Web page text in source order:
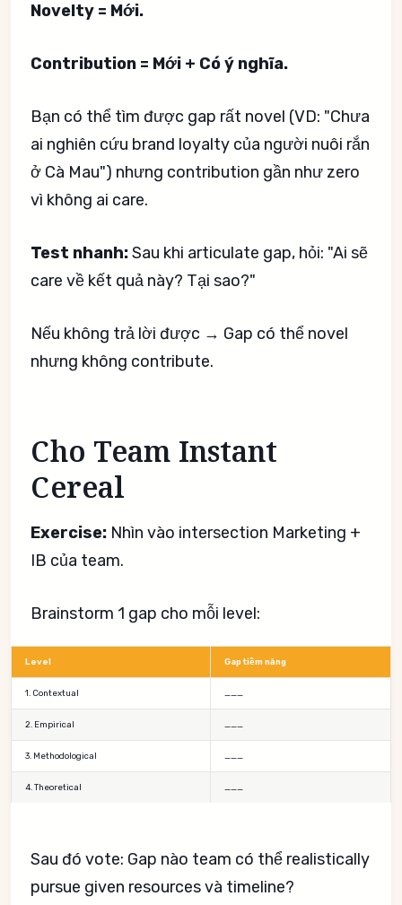
Novelty = Mới.
Contribution = Mới + Có ý nghĩa.
Bạn có thể tìm được gap rất novel (VD: "Chưa
ai nghiên cứu brand loyalty của người nuôi rắn
ở Cà Mau") nhưng contribution gần như zero
vì không ai care.
Test nhanh:Sau khi articulate gap, hỏi: "Ai sẽ
care về kết quả này? Tại sao?"
Nếu không trả lời được → Gap có thể novel
nhưng không contribute.
Cho Team Instant
Cereal
Exercise: Nhìn vào intersection Marketing +
IB của team.
Brainstorm 1 gap cho mỗi level:
Level Gap tiềm năng
1. Contextual
2. Empirical
3. Methodological
4. Theoretical
Sau đó vote: Gap nào team có thể realistically
pursue given resources và timeline?